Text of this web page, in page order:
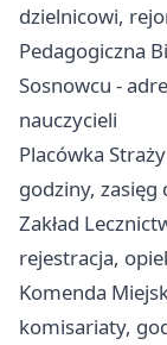
dzielnicowi,
Pedagogiczna
Sosnowcu -
nauczycieli
Placówka
godziny, zasięg
Zakład
rejestracja,
Komenda
komisariaty,